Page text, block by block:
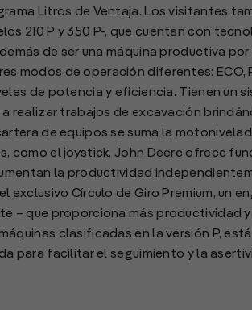
Litros de Ventaja. Los visitantes
210 P y 350 P-, que cuentan con
de ser una máquina productiva
modos de operación diferentes: ECO,
de potencia y eficiencia. Tienen un
realizar trabajos de excavación
de equipos se suma la
como el joystick, John Deere ofrece
la productividad
exclusivo Círculo de Giro Premium, un
– que proporciona más productividad
clasificadas en la versión P,
para facilitar el seguimiento y la